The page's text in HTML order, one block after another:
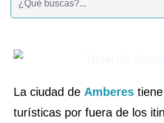
La ciudad de Amberes
turísticas por fuera de los